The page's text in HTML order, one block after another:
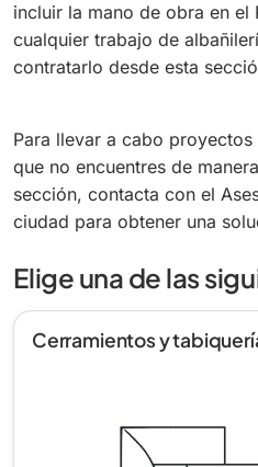
incluir la mano de obra en el
cualquier trabajo de
contratarlo desde esta
Para llevar a cabo
que no encuentres de
sección, contacta con el
ciudad para obtener una
Elige una de las
Cerramientos y